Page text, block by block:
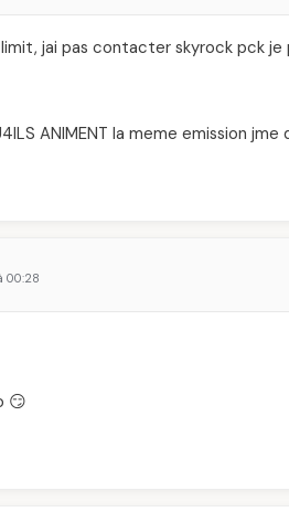
jai pas contacter skyrock pck
ANIMENT la meme emission
00:28
😏